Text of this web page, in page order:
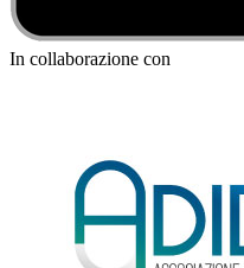
In collaborazione con